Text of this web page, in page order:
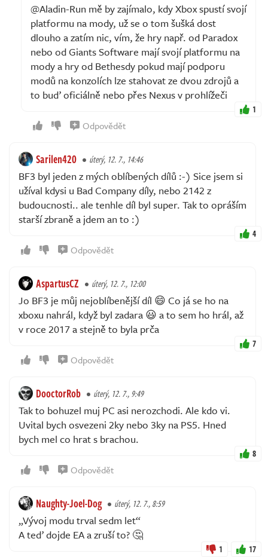
@Aladin-Run mě by zajímalo, kdy Xbox spustí svojí
platformu na mody, už se o tom šušká dost
dlouho a zatím nic, vím, že hry např. od Paradox
nebo od Giants Software mají svojí platformu na
mody a hry od Bethesdy pokud mají podporu
modů na konzolích lze stahovat ze dvou zdrojů a
to buď oficiálně nebo přes Nexus v prohlížeči
1
Odpovědět
Sarilen420 úterý, 12. 7., 14:46
BF3 byl jeden z mých oblíbených dílů :-) Sice jsem si
užíval kdysi u Bad Company díly, nebo 2142 z
budoucnosti.. ale tenhle díl byl super. Tak to opráším
starší zbraně a jdem an to :)
4
Odpovědět
AspartusCZ úterý, 12. 7., 12:00
Jo BF3 je můj nejoblíbenější díl 😄 Co já se ho na
xboxu nahrál, když byl zadara 😃 a to sem ho hrál, až
v roce 2017 a stejně to byla prča
7
Odpovědět
DooctorRob úterý, 12. 7., 9:49
Tak to bohuzel muj PC asi nerozchodi. Ale kdo vi.
Uvital bych osvezeni 2ky nebo 3ky na PS5. Hned
bych mel co hrat s brachou.
8
Odpovědět
Naughty-Joel-Dog úterý, 12. 7., 8:59
„Vývoj modu trval sedm let“
A teď dojde EA a zruší to? 🤔
1 17